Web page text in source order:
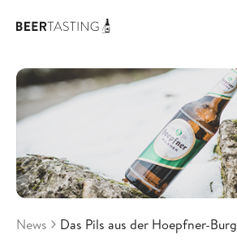
News Das Pils aus der Hoepfner-Burg